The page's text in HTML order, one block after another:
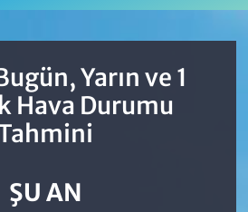
Yarın ve 1
Hava Durumu
ŞU AN
Servisi